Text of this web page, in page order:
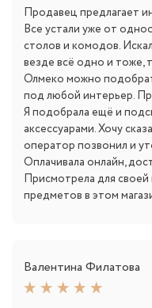
Продавец предлагает
Все устали уже от
столов и комодов.
везде всё одно и тоже,
Олмеко можно
под любой интерьер.
Я подобрала ещё и
аксессуарами. Хочу
оператор позвонил и
Оплачивала онлайн,
Присмотрела для
предметов в этом
Валентина Филатова